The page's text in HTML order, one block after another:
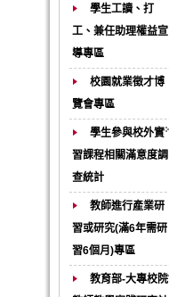
學生工讀、打
工、兼任助理權益宣
導專區
校園就業徵才博
覽會專區
學生參與校外實
習課程相關滿意度調
查統計
教師進行產業研
習或研究(滿6年需研
習6個月)專區
教育部-大專校院